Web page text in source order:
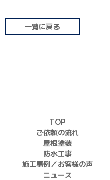
一覧に戻る
TOP
ご依頼の流れ
屋根塗装
防水工事
施工事例／お客様の声
ニュース